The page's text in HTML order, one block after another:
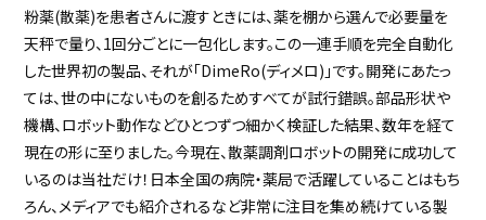
粉薬(散薬)を患者さんに渡すときには、薬を棚から選んで必要量を
天秤で量り、1回分ごとに一包化します。この一連手順を完全自動化
した世界初の製品、それが「DimeRo(ディメロ)」です。開発にあたっ
ては、世の中にないものを創るためすべてが試行錯誤。部品形状や
機構、ロボット動作などひとつずつ細かく検証した結果、数年を経て
現在の形に至りました。今現在、散薬調剤ロボットの開発に成功して
いるのは当社だけ！日本全国の病院・薬局で活躍していることはもち
ろん、メディアでも紹介されるなど非常に注目を集め続けている製